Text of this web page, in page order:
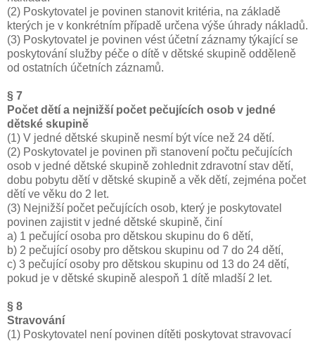
(2) Poskytovatel je povinen stanovit kritéria, na základě
kterých je v konkrétním případě určena výše úhrady nákladů.
(3) Poskytovatel je povinen vést účetní záznamy týkající se
poskytování služby péče o dítě v dětské skupině odděleně
od ostatních účetních záznamů.
§ 7
Počet dětí a nejnižší počet pečujících osob v jedné
dětské skupině
(1) V jedné dětské skupině nesmí být více než 24 dětí.
(2) Poskytovatel je povinen při stanovení počtu pečujících
osob v jedné dětské skupině zohlednit zdravotní stav dětí,
dobu pobytu dětí v dětské skupině a věk dětí, zejména počet
dětí ve věku do 2 let.
(3) Nejnižší počet pečujících osob, který je poskytovatel
povinen zajistit v jedné dětské skupině, činí
a) 1 pečující osoba pro dětskou skupinu do 6 dětí,
b) 2 pečující osoby pro dětskou skupinu od 7 do 24 dětí,
c) 3 pečující osoby pro dětskou skupinu od 13 do 24 dětí,
pokud je v dětské skupině alespoň 1 dítě mladší 2 let.
§ 8
Stravování
(1) Poskytovatel není povinen dítěti poskytovat stravovací